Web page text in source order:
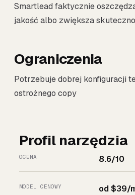
Smartlead faktycznie
jakość albo zwiększa
Ograniczenia
Potrzebuje dobrej konfiguracji
ostrożnego copy
Profil narzędzia
OCENA 8.6/10
MODEL CENOWY od $39/